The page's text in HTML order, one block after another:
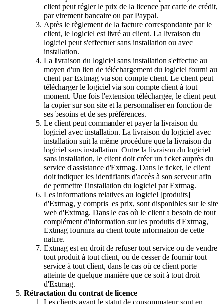
client peut régler le prix de la licence par carte de crédit,
par virement bancaire ou par Paypal.
Après le règlement de la facture correspondante par le
client, le logiciel est livré au client. La livraison du
logiciel peut s'effectuer sans installation ou avec
installation.
La livraison du logiciel sans installation s'effectue au
moyen d'un lien de téléchargement du logiciel fourni au
client par Extmag via son compte client. Le client peut
télécharger le logiciel via son compte client à tout
moment. Une fois l'extension téléchargée, le client peut
la copier sur son site et la personnaliser en fonction de
ses besoins et de ses préférences.
Le client peut commander et payer la livraison du
logiciel avec installation. La livraison du logiciel avec
installation suit la même procédure que la livraison du
logiciel sans installation. Outre la livraison du logiciel
sans installation, le client doit créer un ticket auprès du
service d'assistance d'Extmag. Dans le ticket, le client
doit indiquer les identifiants d'accès à son serveur afin
de permettre l'installation du logiciel par Extmag.
Les informations relatives au logiciel [produits]
d'Extmag, y compris les prix, sont disponibles sur le site
web d'Extmag. Dans le cas où le client a besoin de tout
complément d'information sur les produits d'Extmag,
Extmag fournira au client toute information de cette
nature.
Extmag est en droit de refuser tout service ou de vendre
tout produit à tout client, ou de cesser de fournir tout
service à tout client, dans le cas où ce client porte
atteinte de quelque manière que ce soit à tout droit
d'Extmag.
Rétractation du contrat de licence
Les clients ayant le statut de consommateur sont en